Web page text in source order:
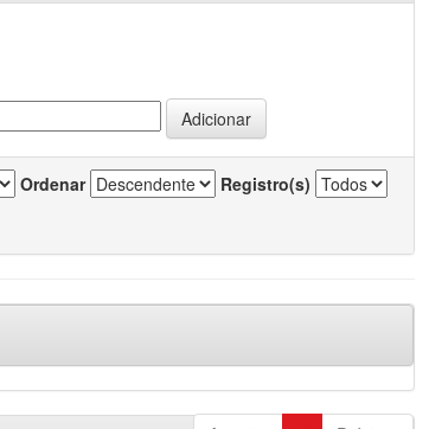
Ordenar Registro(s)